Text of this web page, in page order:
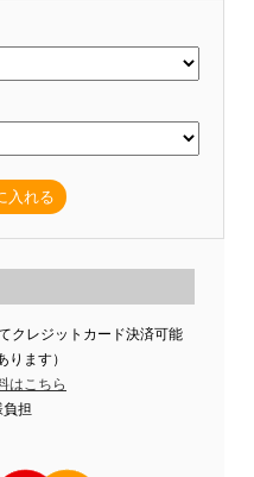
入れる
クレジットカード決済可能
ます）
はこちら
担